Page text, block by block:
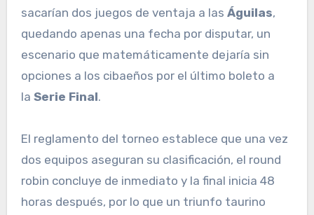
sacarían dos juegos de ventaja a las Águilas,
quedando apenas una fecha por disputar, un
escenario que matemáticamente dejaría sin
opciones a los cibaeños por el último boleto a
la Serie Final.
El reglamento del torneo establece que una vez
dos equipos aseguran su clasificación, el round
robin concluye de inmediato y la final inicia 48
horas después, por lo que un triunfo taurino